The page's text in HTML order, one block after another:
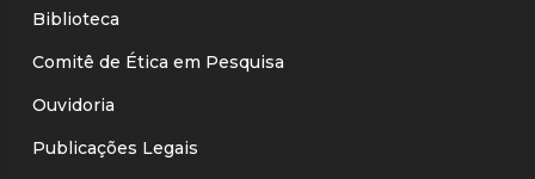
Biblioteca
Comitê de Ética em Pesquisa
Ouvidoria
Publicações Legais